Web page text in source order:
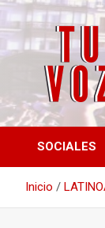
Saltar
al
contenido
TU
Información
SOCIALES
Inicio